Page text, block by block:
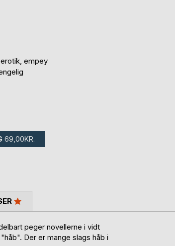
empey
69,00KR.
peger novellerne i vidt
Der er mange slags håb i